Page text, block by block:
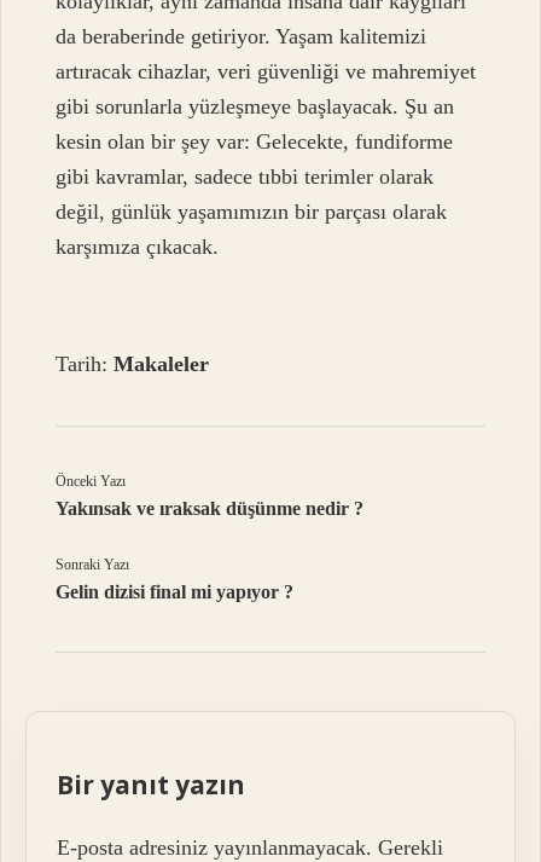
da beraberinde getiriyor. Yaşam kalitemizi
artıracak cihazlar, veri güvenliği ve mahremiyet
gibi sorunlarla yüzleşmeye başlayacak. Şu an
kesin olan bir şey var: Gelecekte, fundiforme
gibi kavramlar, sadece tıbbi terimler olarak
değil, günlük yaşamımızın bir parçası olarak
karşımıza çıkacak.
Tarih:Makaleler
Önceki Yazı
Yakınsak ve ıraksak düşünme nedir ?
Sonraki Yazı
Gelin dizisi final mi yapıyor ?
Bir yanıt yazın
E-posta adresiniz yayınlanmayacak. Gerekli